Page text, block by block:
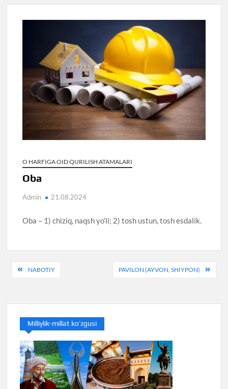
O HARFIGA OID QURILISH ATAMALARI
Oba
Admin 21.08.2024
Oba – 1) chiziq, naqsh yo’li; 2) tosh ustun, tosh esdalik.
PostNABOTIY PAVILON (AYVON, SHIYPON)
Milliylik-millat ko’zgusi